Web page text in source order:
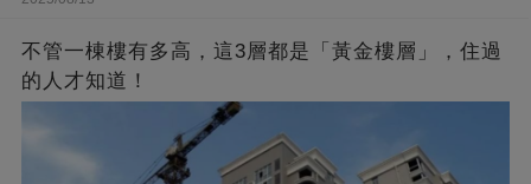
不管一棟樓有多高，這3層都是「黃金樓層」，住過
的人才知道！